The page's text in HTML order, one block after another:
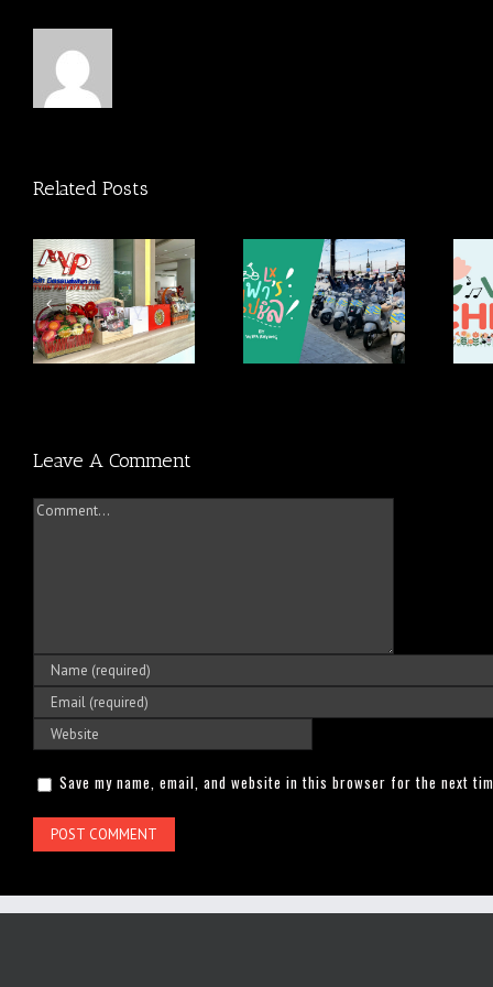
Related Posts
ประมวลภาพ
กิจกรรม Vespa พา
ชิว BY VespaRayong
ประมวลภาพ
กิจกรรม Vespa Chill
Day In The Garden BY
VespaRayong
Leave A Comment
Comment
Save my name, email, and website in this browser for the next